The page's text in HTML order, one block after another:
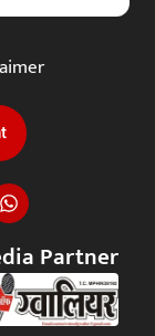
Partner